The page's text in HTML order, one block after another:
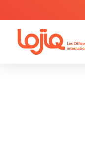
to
content